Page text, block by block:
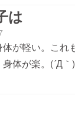
がれて時には
指示してくれ
変わりゃしま
変わらない地
が困ってる？！
県だけじゃあ
、自分が具合
は
が軽い。これ
身体が楽。(´Д